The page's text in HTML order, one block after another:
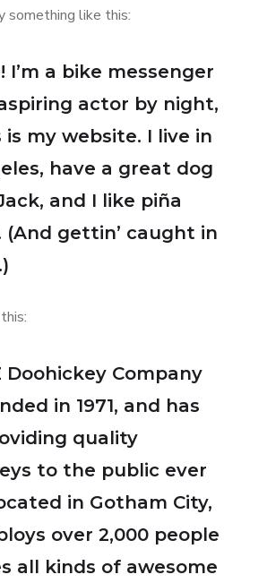
something like this:
I’m a bike messenger
actor by night,
my website. I live in
have a great dog
and I like piña
(And gettin’ caught in
Doohickey Company
in 1971, and has
quality
to the public ever
in Gotham City,
over 2,000 people
all kinds of awesome